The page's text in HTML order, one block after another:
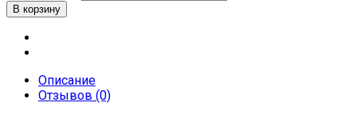
Описание
Отзывов (0)